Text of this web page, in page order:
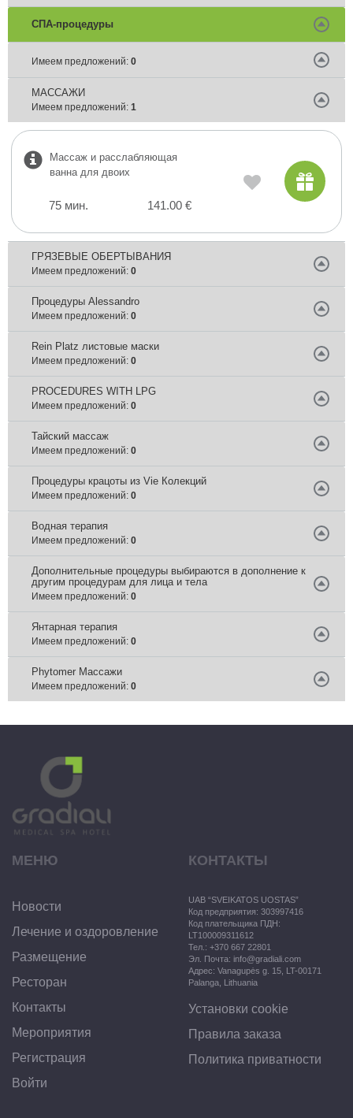
СПА-процедуры
Имеем предложений: 0
МАССАЖИ
Имеем предложений: 1
Массаж и расслабляющая
ванна для двоих
75 мин. 141.00 €
ГРЯЗЕВЫЕ ОБЕРТЫВАНИЯ
Имеем предложений: 0
Процедуры Аlessandro
Имеем предложений: 0
Rein Platz листовые маски
Имеем предложений: 0
PROCEDURES WITH LPG
Имеем предложений: 0
Тайский массаж
Имеем предложений: 0
Процедуры крацоты из Vie Колекций
Имеем предложений: 0
Водная терапия
Имеем предложений: 0
Дополнительные процедуры выбираются в дополнение к
другим процедурам для лица и тела
Имеем предложений: 0
Янтарная терапия
Имеем предложений: 0
Phytomer Массажи
Имеем предложений: 0
МЕНЮ
Новости
Лечение и оздоровление
Размещение
Ресторан
Контакты
Mероприятия
Регистрация
Войти
КОНТАКТЫ
UAB “SVEIKATOS UOSTAS”
Код предприятия: 303997416
Код плательщика ПДН:
LT100009311612
Тел.: +370 667 22801
Эл. Почта: info@gradiali.com
Aдрес: Vanagupės g. 15, LT-00171
Palanga, Lithuania
Установки cookie
Правила заказа
Политика приватности